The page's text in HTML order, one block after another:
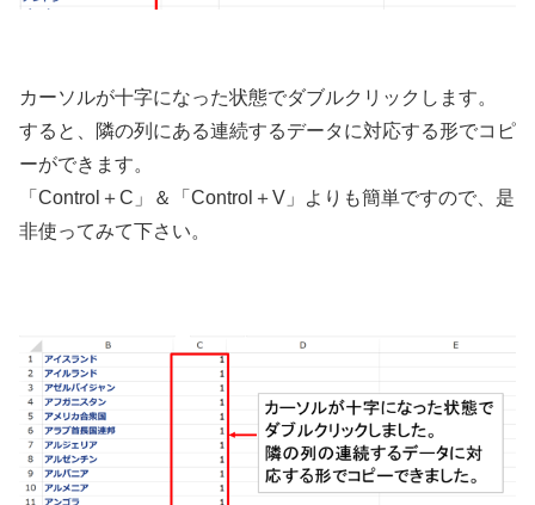
カーソルが十字になった状態でダブルクリックします。
すると、隣の列にある連続するデータに対応する形でコピ
ーができます。
「Control＋C」＆「Control＋V」よりも簡単ですので、是
非使ってみて下さい。